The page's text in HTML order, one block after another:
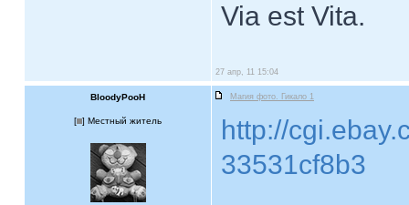
Via est Vita.
27 апр, 11 15:04
BloodyPooH Магия фото. Гикало 1
[ ] Местный житель
http://
33531cf8b3